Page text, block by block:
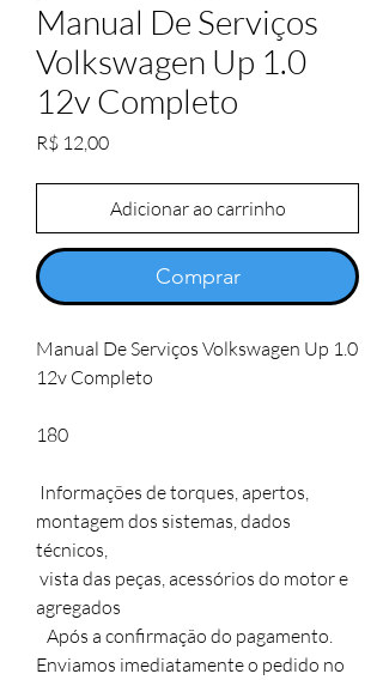
Manual De Serviços
Volkswagen Up 1.0
12v Completo
R$ 12,00Preço
Adicionar ao carrinho
Comprar
Manual De Serviços Volkswagen Up 1.0
12v Completo
180
Informações de torques, apertos,
montagem dos sistemas, dados
técnicos,
vista das peças, acessórios do motor e
agregados
Após a confirmação do pagamento.
Enviamos imediatamente o pedido no